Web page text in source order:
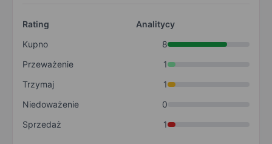
Rating
Analitycy
Kupno
8
Przeważenie
1
Trzymaj
1
Niedoważenie
0
Sprzedaż
1